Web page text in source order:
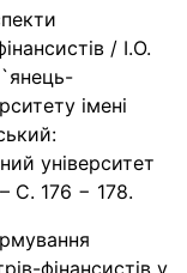
/ І.О.
імені
університет
С. 176 − 178.
фінансистів у